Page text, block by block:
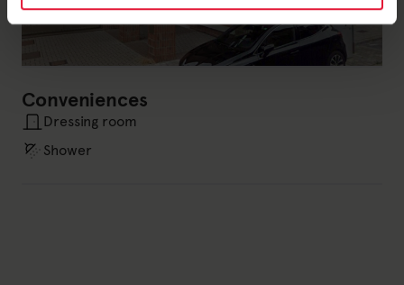
Conveniences
Dressing room
Shower